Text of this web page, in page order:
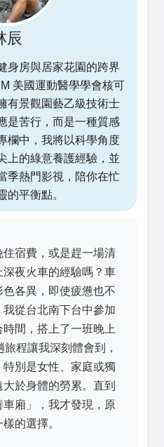
辰
身房與居家花園的跨界
美國運動醫學學會核可
有景觀園藝乙級技術士
是苦行，而是一種質感
欄中，我將以科學角度
上的綠意養護經驗，並
季熱門影視，陪你在忙
的平衡點。
宿費，或是趕一場清
夜火車的經驗嗎？車
各異，即使疲憊也不
從台北南下台中參加
間，搭上了一班晚上
程讓我深刻體會到，
別是女性、家庭或獨
於身體的勞累。直到
廂」，我才發現，原
的選擇。